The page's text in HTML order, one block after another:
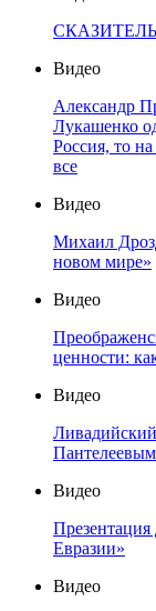
Видео
Александр
Лукашенко
Россия, то
все
Видео
Михаил
новом мире»
Видео
ценности:
Видео
Пантелеевым
Видео
Евразии»
Видео